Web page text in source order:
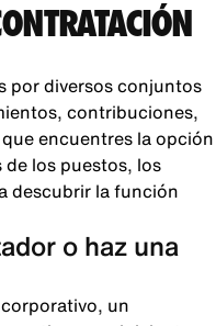
por diversos conjuntos
contribuciones,
encuentres la opción
los puestos, los
descubrir la función
o haz una
un